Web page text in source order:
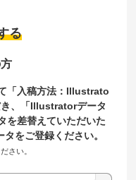
る
「入稿方法：Illustrato
、「Illustratorデータ
を差替えていただいた
をご登録ください。
さい。